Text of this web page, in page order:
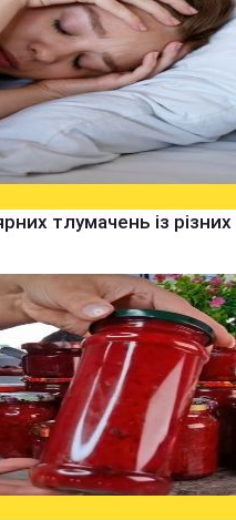
тлумачень із різних